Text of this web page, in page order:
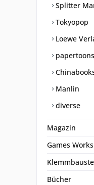
Splitter
Tokyopop
Loewe
papertoons
Manlin
diverse
Magazin
Games
Bücher